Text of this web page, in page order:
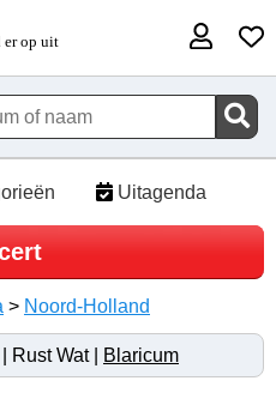
Uitagenda
> Noord-Holland
Rust Wat | Blaricum